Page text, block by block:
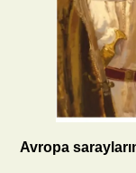
Avropa